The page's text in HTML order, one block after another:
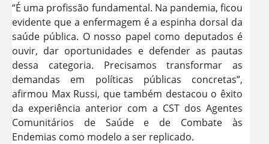
“É uma profissão fundamental. Na pandemia, ficou
evidente que a enfermagem é a espinha dorsal da
saúde pública. O nosso papel como deputados é
ouvir, dar oportunidades e defender as pautas
dessa categoria. Precisamos transformar as
demandas em políticas públicas concretas”,
afirmou Max Russi, que também destacou o êxito
da experiência anterior com a CST dos Agentes
Comunitários de Saúde e de Combate às
Endemias como modelo a ser replicado.